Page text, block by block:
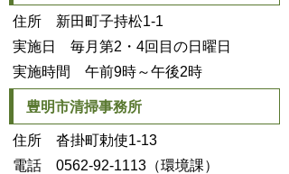
住所 新田町子持松1-1
実施日 毎月第2・4回目の日曜日
実施時間 午前9時～午後2時
豊明市清掃事務所
住所 沓掛町勅使1-13
電話 0562-92-1113（環境課）